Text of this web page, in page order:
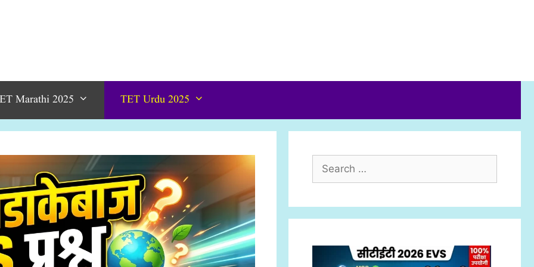
Marathi 2025 TET Urdu 2025